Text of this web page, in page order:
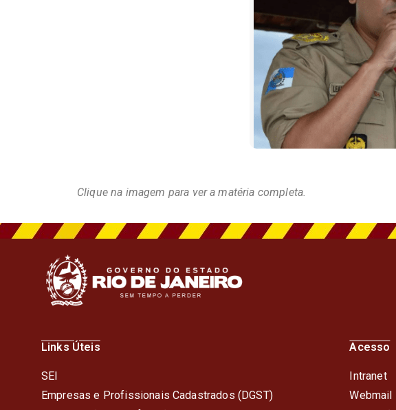
Clique na imagem para ver a matéria completa.
Links Úteis
SEI
Empresas e Profissionais Cadastrados (DGST)
Acesso
Intranet
Webmail